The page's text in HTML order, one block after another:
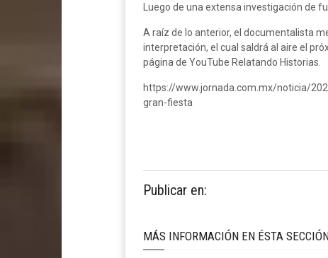
Luego de una extensa investigación de
A raíz de lo anterior, el documentalista
interpretación, el cual saldrá al aire el
página de YouTube Relatando Historias.
https://www.jornada.com.mx/noticia/
gran-fiesta
Publicar en:
MÁS INFORMACIÓN EN ÉSTA